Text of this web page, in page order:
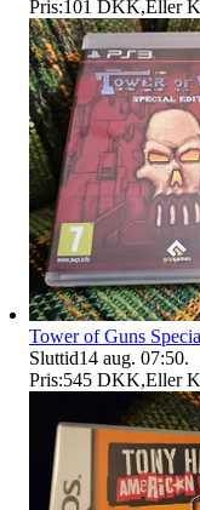
Pris:101 DKK,Eller
Tower of Guns
Sluttid14 aug. 07:50.
Pris:545 DKK,Eller